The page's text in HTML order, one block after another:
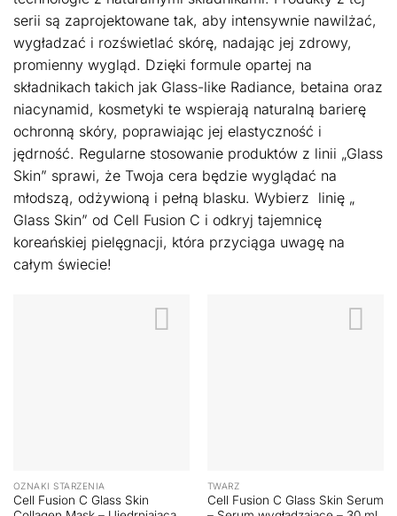
serii są zaprojektowane tak, aby intensywnie nawilżać,
wygładzać i rozświetlać skórę, nadając jej zdrowy,
promienny wygląd. Dzięki formule opartej na
składnikach takich jak Glass-like Radiance, betaina oraz
niacynamid, kosmetyki te wspierają naturalną barierę
ochronną skóry, poprawiając jej elastyczność i
jędrność. Regularne stosowanie produktów z linii „Glass
Skin” sprawi, że Twoja cera będzie wyglądać na
młodszą, odżywioną i pełną blasku. Wybierz linię „
Glass Skin” od Cell Fusion C i odkryj tajemnicę
koreańskiej pielęgnacji, która przyciąga uwagę na
całym świecie!
OZNAKI STARZENIA
Cell Fusion C Glass Skin
TWARZ
Cell Fusion C Glass Skin Serum